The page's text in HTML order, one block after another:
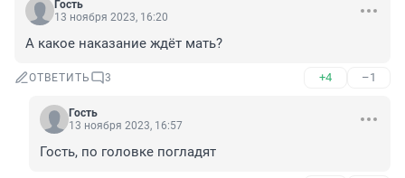
Гость
13 ноября 2023, 16:20
А какое наказание ждёт мать?
ОТВЕТИТЬ 3 +4 –1
Гость
13 ноября 2023, 16:57
Гость, по головке погладят